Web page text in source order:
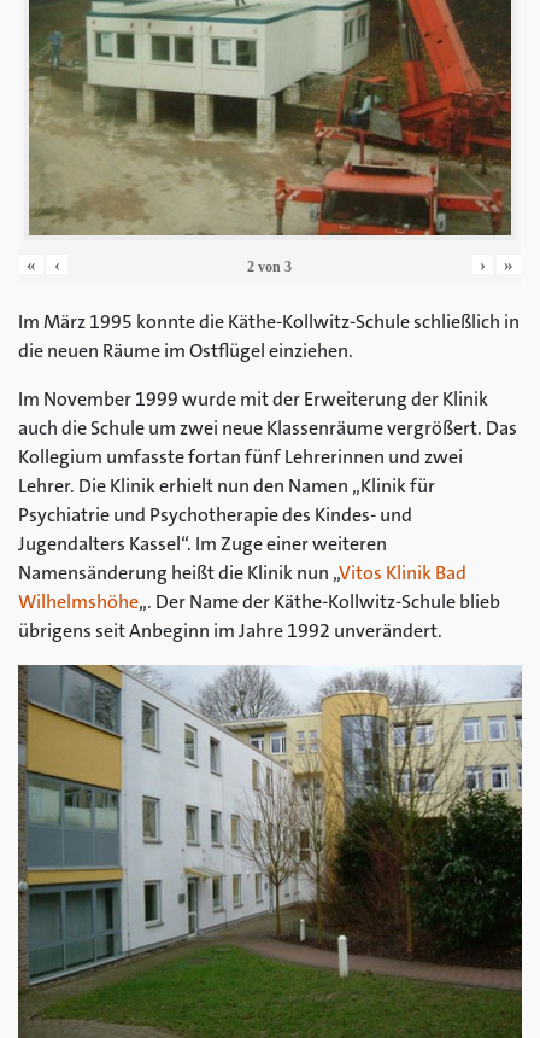
« ‹ 2 von3 › »
Im März 1995 konnte die Käthe-Kollwitz-Schule schließlich in
die neuen Räume im Ostflügel einziehen.
Im November 1999 wurde mit der Erweiterung der Klinik
auch die Schule um zwei neue Klassenräume vergrößert. Das
Kollegium umfasste fortan fünf Lehrerinnen und zwei
Lehrer. Die Klinik erhielt nun den Namen „Klinik für
Psychiatrie und Psychotherapie des Kindes- und
Jugendalters Kassel“. Im Zuge einer weiteren
Namensänderung heißt die Klinik nun „Vitos Klinik Bad
Wilhelmshöhe„. Der Name der Käthe-Kollwitz-Schule blieb
übrigens seit Anbeginn im Jahre 1992 unverändert.